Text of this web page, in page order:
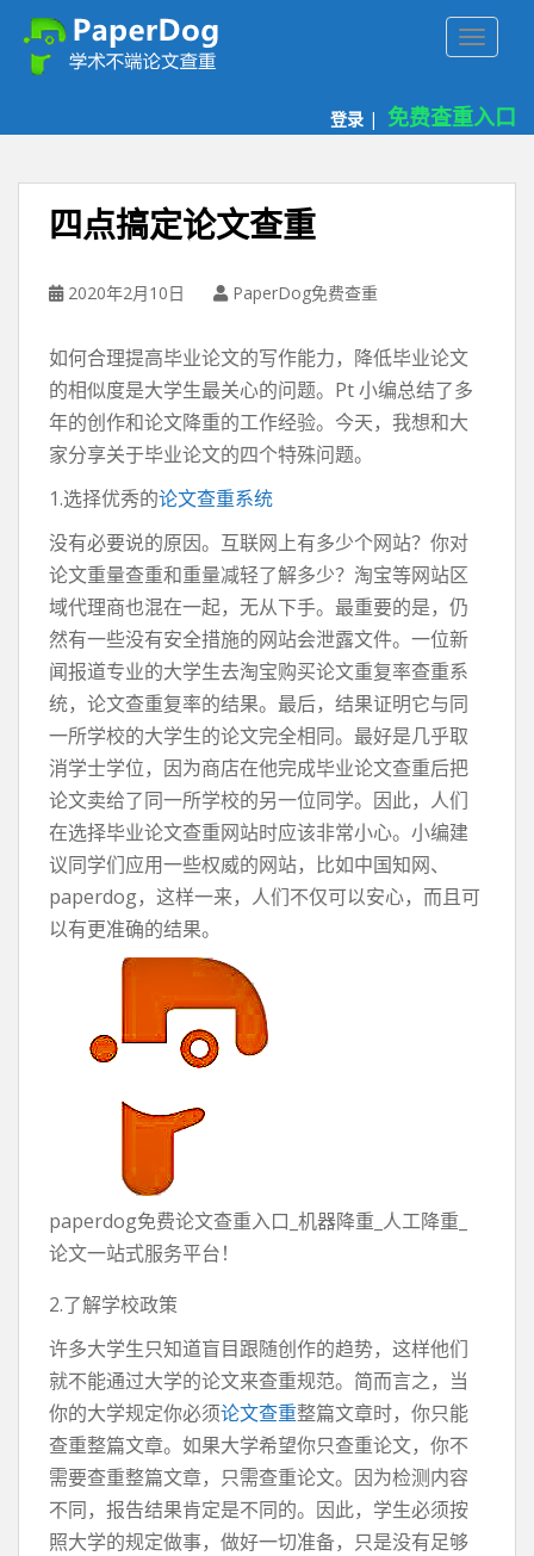
登录 | 免费查重入口
四点搞定论文查重
2020年2月10日 PaperDog免费查重
如何合理提高毕业论文的写作能力，降低毕业论文
的相似度是大学生最关心的问题。Pt 小编总结了多
年的创作和论文降重的工作经验。今天，我想和大
家分享关于毕业论文的四个特殊问题。
1.选择优秀的论文查重系统
没有必要说的原因。互联网上有多少个网站？你对
论文重量查重和重量减轻了解多少？淘宝等网站区
域代理商也混在一起，无从下手。最重要的是，仍
然有一些没有安全措施的网站会泄露文件。一位新
闻报道专业的大学生去淘宝购买论文重复率查重系
统，论文查重复率的结果。最后，结果证明它与同
一所学校的大学生的论文完全相同。最好是几乎取
消学士学位，因为商店在他完成毕业论文查重后把
论文卖给了同一所学校的另一位同学。因此，人们
在选择毕业论文查重网站时应该非常小心。小编建
议同学们应用一些权威的网站，比如中国知网、
paperdog，这样一来，人们不仅可以安心，而且可
以有更准确的结果。
paperdog免费论文查重入口_机器降重_人工降重_
论文一站式服务平台！
2.了解学校政策
许多大学生只知道盲目跟随创作的趋势，这样他们
就不能通过大学的论文来查重规范。简而言之，当
你的大学规定你必须论文查重整篇文章时，你只能
查重整篇文章。如果大学希望你只查重论文，你不
需要查重整篇文章，只需查重论文。因为检测内容
不同，报告结果肯定是不同的。因此，学生必须按
照大学的规定做事，做好一切准备，只是没有足够